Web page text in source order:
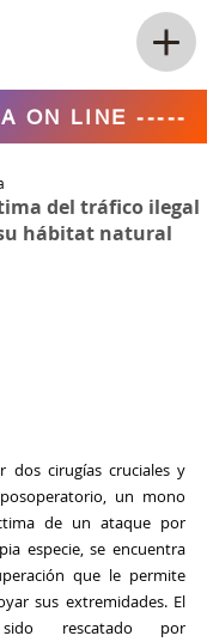
ON LINE -----
del tráfico ilegal
hábitat natural
dos cirugías cruciales y
un mono
de un ataque por
especie, se encuentra
que le permite
sus extremidades. El